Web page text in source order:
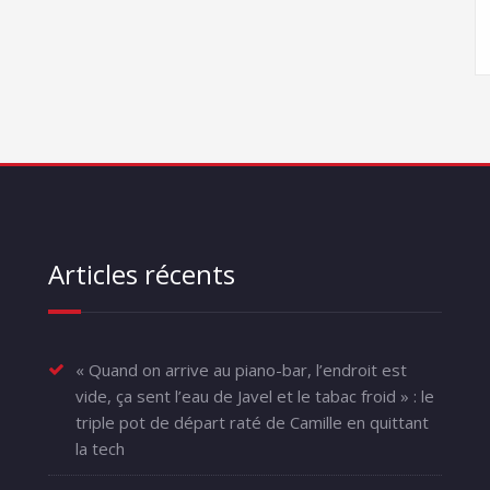
Articles récents
« Quand on arrive au piano-bar, l’endroit est
vide, ça sent l’eau de Javel et le tabac froid » : le
triple pot de départ raté de Camille en quittant
la tech